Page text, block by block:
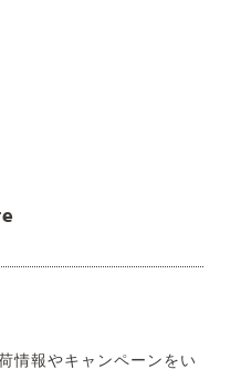
情報やキャンペーンをい